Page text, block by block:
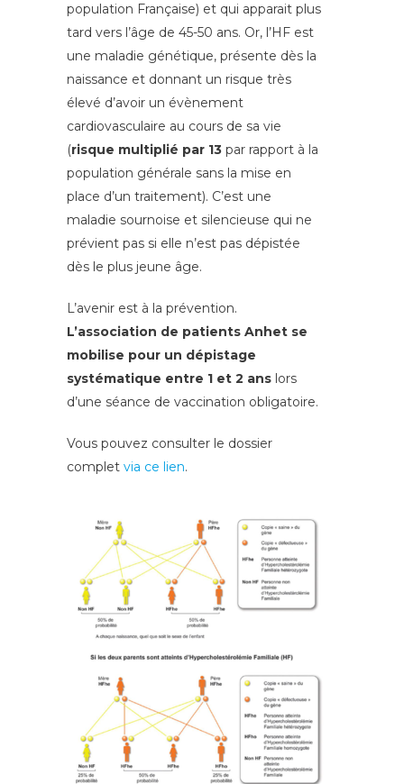
population Française) et qui apparait plus
tard vers l’âge de 45-50 ans. Or, l’HF est
une maladie génétique, présente dès la
naissance et donnant un risque très
élevé d’avoir un évènement
cardiovasculaire au cours de sa vie
(risque multiplié par 13 par rapport à la
population générale sans la mise en
place d’un traitement). C’est une
maladie sournoise et silencieuse qui ne
prévient pas si elle n’est pas dépistée
dès le plus jeune âge.
L’avenir est à la prévention.
L’association de patients Anhet se
mobilise pour un dépistage
systématique entre 1 et 2 ans lors
d’une séance de vaccination obligatoire.
Vous pouvez consulter le dossier
complet via ce lien.